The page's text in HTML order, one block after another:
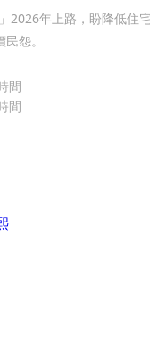
2026年上路，盼降低住宅
怨。
間
間